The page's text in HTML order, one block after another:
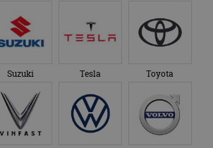
Suzuki Tesla Toyota